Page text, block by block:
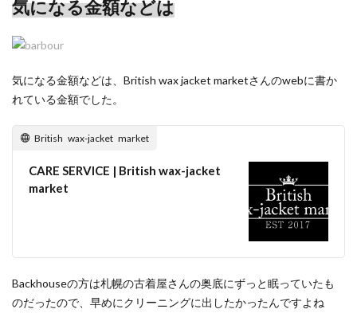
気になる金額などは
気になる金額などは、British wax jacket marketさんのwebに書か
れている金額でした。
British wax-jacket market
CARE SERVICE | British wax-jacket
market
Backhouseの方は札幌の古着屋さんの奥底にずっと眠っていたも
のだったので、早めにクリーニングに出したかったんですよね